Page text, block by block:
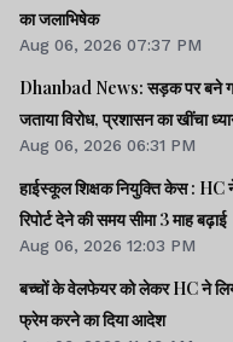
का जलाभिषेक
Aug 06, 2026 07:37 PM
Dhanbad News: सड़क पर बने
जताया विरोध, प्रशासन का खींचा
Aug 06, 2026 06:31 PM
हाईस्कूल शिक्षक नियुक्ति केस :
रिपोर्ट देने की समय सीमा 3 माह बढ़ाई
Aug 06, 2026 12:03 PM
बच्चों के वेलफेयर को लेकर HC ने
फ्रेम करने का दिया आदेश